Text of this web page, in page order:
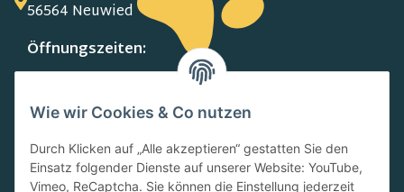
56564 Neuwied
Öffnungszeiten:
09.00-13.00 Uhr
15.00-18.00 Uhr
SA:
10.00-13.00 Uhr
Wie wir Cookies & Co nutzen
Durch Klicken auf „Alle akzeptieren“ gestatten Sie den
Einsatz folgender Dienste auf unserer Website: YouTube,
Vimeo, ReCaptcha. Sie können die Einstellung jederzeit